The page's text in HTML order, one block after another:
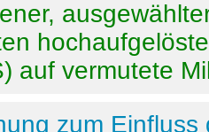
auf vermutete
zum